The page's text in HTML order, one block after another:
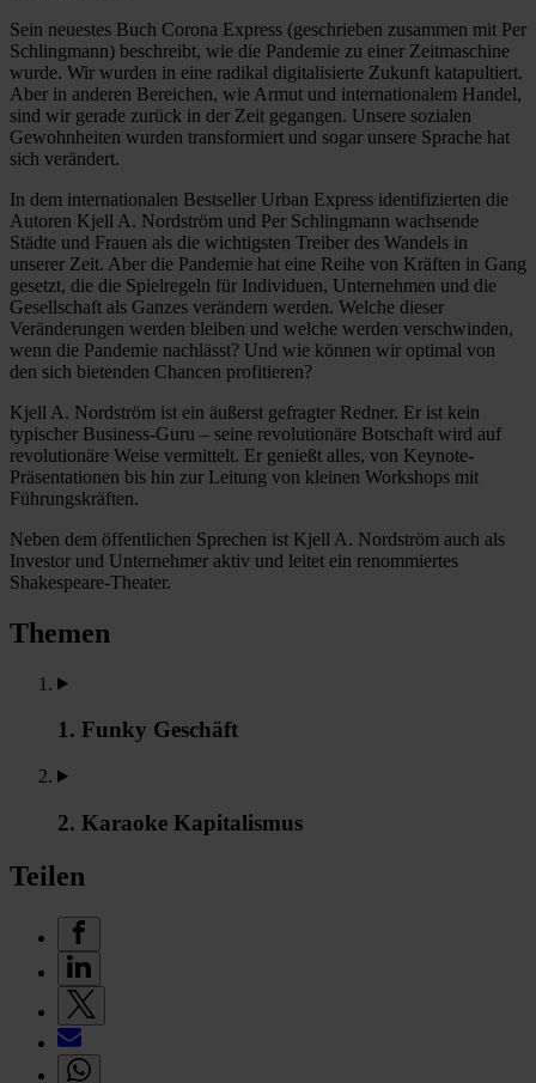
Sein neuestes Buch Corona Express (geschrieben zusammen mit Per
Schlingmann) beschreibt, wie die Pandemie zu einer Zeitmaschine
wurde. Wir wurden in eine radikal digitalisierte Zukunft katapultiert.
Aber in anderen Bereichen, wie Armut und internationalem Handel,
sind wir gerade zurück in der Zeit gegangen. Unsere sozialen
Gewohnheiten wurden transformiert und sogar unsere Sprache hat
sich verändert.
In dem internationalen Bestseller Urban Express identifizierten die
Autoren Kjell A. Nordström und Per Schlingmann wachsende
Städte und Frauen als die wichtigsten Treiber des Wandels in
unserer Zeit. Aber die Pandemie hat eine Reihe von Kräften in Gang
gesetzt, die die Spielregeln für Individuen, Unternehmen und die
Gesellschaft als Ganzes verändern werden. Welche dieser
Veränderungen werden bleiben und welche werden verschwinden,
wenn die Pandemie nachlässt? Und wie können wir optimal von
den sich bietenden Chancen profitieren?
Kjell A. Nordström ist ein äußerst gefragter Redner. Er ist kein
typischer Business-Guru – seine revolutionäre Botschaft wird auf
revolutionäre Weise vermittelt. Er genießt alles, von Keynote-
Präsentationen bis hin zur Leitung von kleinen Workshops mit
Führungskräften.
Neben dem öffentlichen Sprechen ist Kjell A. Nordström auch als
Investor und Unternehmer aktiv und leitet ein renommiertes
Shakespeare-Theater.
Themen
1. Funky Geschäft
2. Karaoke Kapitalismus
Teilen